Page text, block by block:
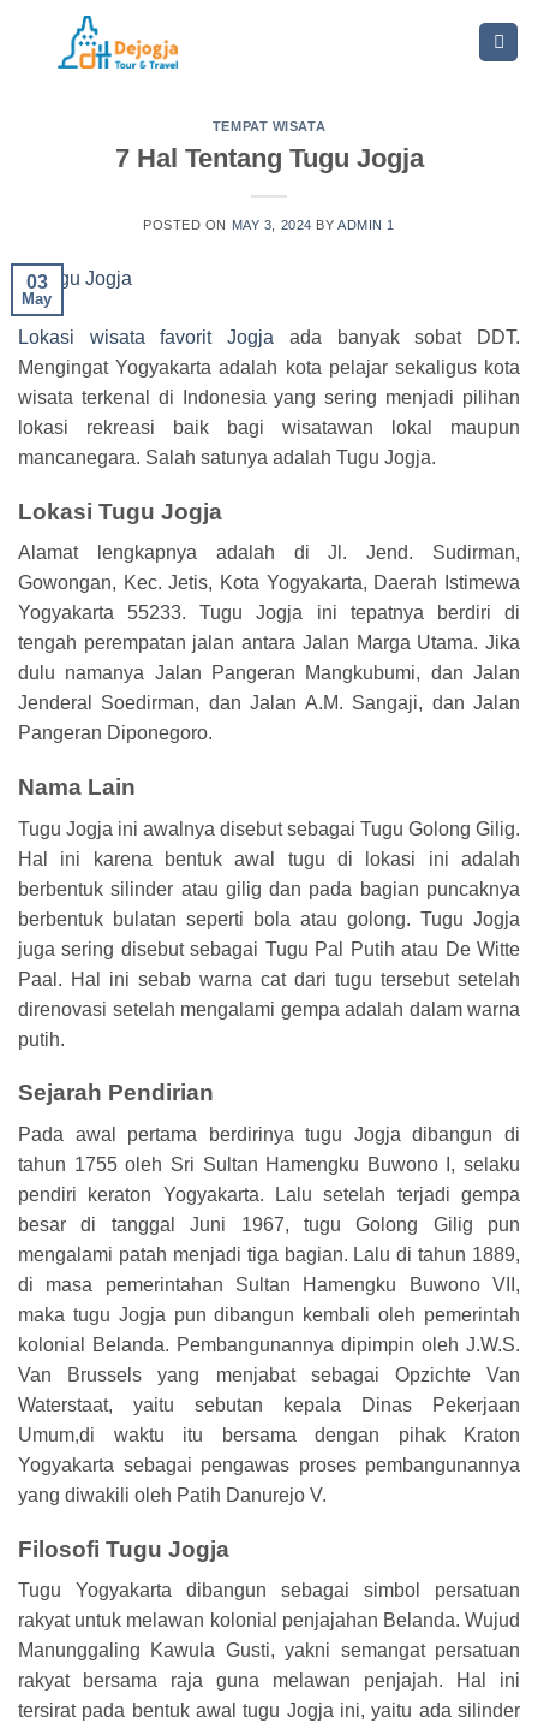
content
TEMPAT WISATA
7 Hal Tentang Tugu Jogja
POSTED ON MAY 3, 2024 BYADMIN 1
03
May
Lokasi wisata favorit Jogja ada banyak sobat DDT.
Mengingat Yogyakarta adalah kota pelajar sekaligus kota
wisata terkenal di Indonesia yang sering menjadi pilihan
lokasi rekreasi baik bagi wisatawan lokal maupun
mancanegara. Salah satunya adalah Tugu Jogja.
Lokasi Tugu Jogja
Alamat lengkapnya adalah di Jl. Jend. Sudirman,
Gowongan, Kec. Jetis, Kota Yogyakarta, Daerah Istimewa
Yogyakarta 55233. Tugu Jogja ini tepatnya berdiri di
tengah perempatan jalan antara Jalan Marga Utama. Jika
dulu namanya Jalan Pangeran Mangkubumi, dan Jalan
Jenderal Soedirman, dan Jalan A.M. Sangaji, dan Jalan
Pangeran Diponegoro.
Nama Lain
Tugu Jogja ini awalnya disebut sebagai Tugu Golong Gilig.
Hal ini karena bentuk awal tugu di lokasi ini adalah
berbentuk silinder atau gilig dan pada bagian puncaknya
berbentuk bulatan seperti bola atau golong. Tugu Jogja
juga sering disebut sebagai Tugu Pal Putih atau De Witte
Paal. Hal ini sebab warna cat dari tugu tersebut setelah
direnovasi setelah mengalami gempa adalah dalam warna
putih.
Sejarah Pendirian
Pada awal pertama berdirinya tugu Jogja dibangun di
tahun 1755 oleh Sri Sultan Hamengku Buwono I, selaku
pendiri keraton Yogyakarta. Lalu setelah terjadi gempa
besar di tanggal Juni 1967, tugu Golong Gilig pun
mengalami patah menjadi tiga bagian. Lalu di tahun 1889,
di masa pemerintahan Sultan Hamengku Buwono VII,
maka tugu Jogja pun dibangun kembali oleh pemerintah
kolonial Belanda. Pembangunannya dipimpin oleh J.W.S.
Van Brussels yang menjabat sebagai Opzichte Van
Waterstaat, yaitu sebutan kepala Dinas Pekerjaan
Umum,di waktu itu bersama dengan pihak Kraton
Yogyakarta sebagai pengawas proses pembangunannya
yang diwakili oleh Patih Danurejo V.
Filosofi Tugu Jogja
Tugu Yogyakarta dibangun sebagai simbol persatuan
rakyat untuk melawan kolonial penjajahan Belanda. Wujud
Manunggaling Kawula Gusti, yakni semangat persatuan
rakyat bersama raja guna melawan penjajah. Hal ini
tersirat pada bentuk awal tugu Jogja ini, yaitu ada silinder